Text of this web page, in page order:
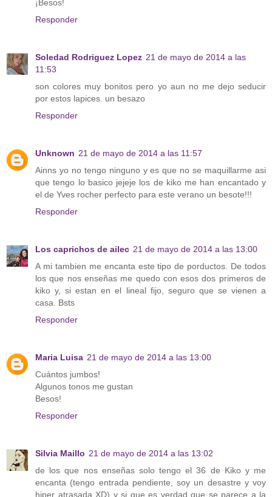
¡Besos!
Responder
Soledad Rodriguez Lopez 21 de mayo de 2014 a las
11:53
son colores muy bonitos pero yo aun no me dejo seducir
por estos lapices. un besazo
Responder
Unknown 21 de mayo de 2014 a las 11:57
Ainns yo no tengo ninguno y es que no se maquillarme asi
que tengo lo basico jejeje los de kiko me han encantado y
el de Yves rocher perfecto para este verano un besote!!!
Responder
Los caprichos de ailec 21 de mayo de 2014 a las 13:00
A mi tambien me encanta este tipo de porductos. De todos
los que nos enseñas me quedo con esos dos primeros de
kiko y, si estan en el lineal fijo, seguro que se vienen a
casa. Bsts
Responder
Maria Luisa 21 de mayo de 2014 a las 13:00
Cuántos jumbos!
Algunos tonos me gustan
Besos!
Responder
Silvia Maillo 21 de mayo de 2014 a las 13:02
de los que nos enseñas solo tengo el 36 de Kiko y me
encanta (tengo entrada pendiente, soy un desastre y voy
hiper atrasada XD) y si que es verdad que se parece a la